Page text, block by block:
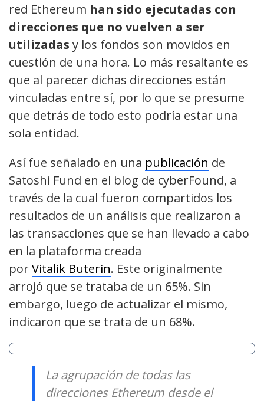
red Ethereum han sido ejecutadas con
direcciones que no vuelven a ser
utilizadas y los fondos son movidos en
cuestión de una hora. Lo más resaltante es
que al parecer dichas direcciones están
vinculadas entre sí, por lo que se presume
que detrás de todo esto podría estar una
sola entidad.
Así fue señalado en una publicación de
Satoshi Fund en el blog de cyberFound, a
través de la cual fueron compartidos los
resultados de un análisis que realizaron a
las transacciones que se han llevado a cabo
en la plataforma creada
porVitalik Buterin. Este originalmente
arrojó que se trataba de un 65%. Sin
embargo, luego de actualizar el mismo,
indicaron que se trata de un 68%.
La agrupación de todas las
direcciones Ethereum desde el